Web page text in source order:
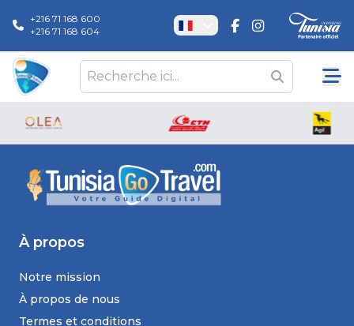
+216 71 168 600
+216 71 168 604
À propos
Notre mission
À propos de nous
Termes et conditions